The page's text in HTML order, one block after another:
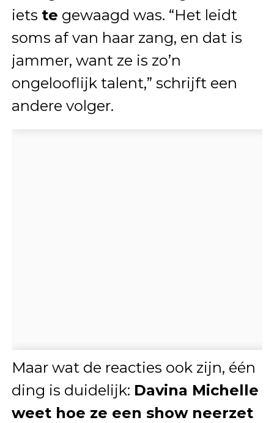
iets te gewaagd was. “Het leidt
soms af van haar zang, en dat is
jammer, want ze is zo’n
ongelooflijk talent,” schrijft een
andere volger.
Maar wat de reacties ook zijn, één
ding is duidelijk: Davina Michelle
weet hoe ze een show neerzet